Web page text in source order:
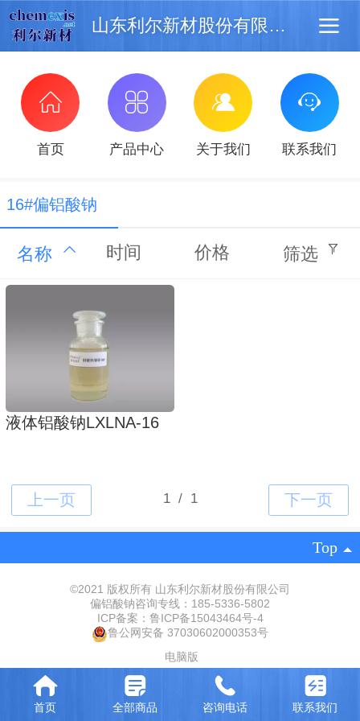
山东利尔新材股份有限公司
首页 产品中心 关于我们 联系我们
16#偏铝酸钠
名称 时间 价格 筛选
液体铝酸钠LXLNA-16
Top
©2021 版权所有 山东利尔新材股份有限公司
偏铝酸钠咨询专线：185-5336-5802
ICP备案： 鲁ICP备15043464号-‍4‍
鲁公网安备 37030602000353号
电脑版
首页 全部商品 咨询电话 联系我们